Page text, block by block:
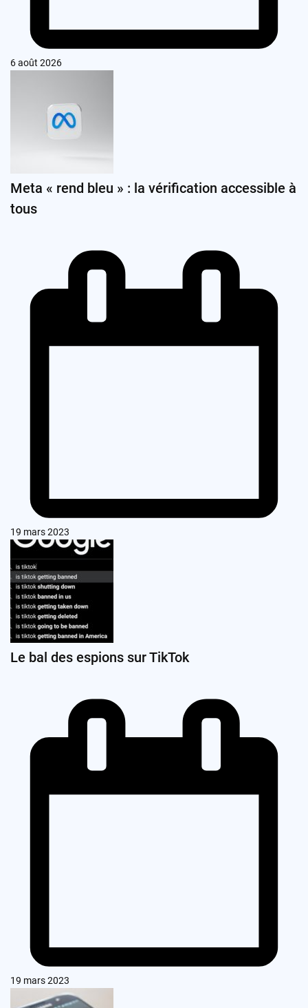
6 août 2026
Meta « rend bleu » : la vérification accessible à
tous
19 mars 2023
Le bal des espions sur TikTok
19 mars 2023